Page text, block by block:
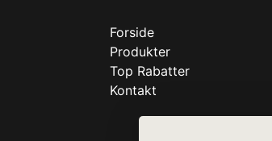
Forside
Produkter
Top Rabatter
Kontakt